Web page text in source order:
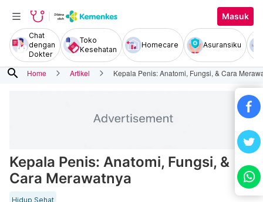
Masuk
Chat
dengan
Dokter
Toko
Kesehatan
Homecare Asuransiku
search Home Artikel Kepala Penis: Anatomi, Fungsi, & Cara
Kepala Penis: Anatomi, Fungsi, &
Cara Merawatnya
Hidup Sehat